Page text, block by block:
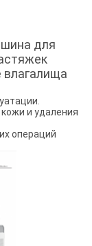
для
и удаления
операций